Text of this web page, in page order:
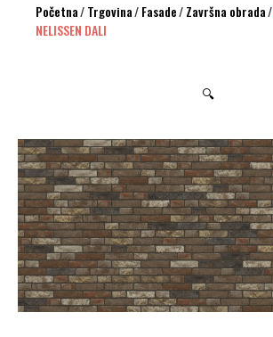
Početna/Trgovina/Fasade/Završna obrada/
NELISSEN DALI
🔍